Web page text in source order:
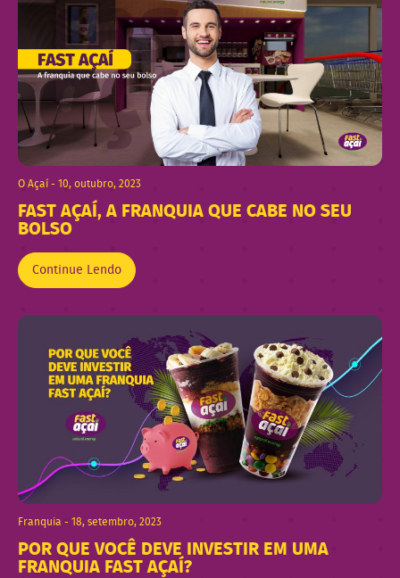
O Açaí - 10, outubro, 2023
FAST AÇAÍ, A FRANQUIA QUE CABE NO SEU
BOLSO
Continue Lendo
Franquia - 18, setembro, 2023
POR QUE VOCÊ DEVE INVESTIR EM UMA
FRANQUIA FAST AÇAÍ?